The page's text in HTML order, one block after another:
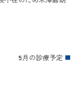
5月の診療予定